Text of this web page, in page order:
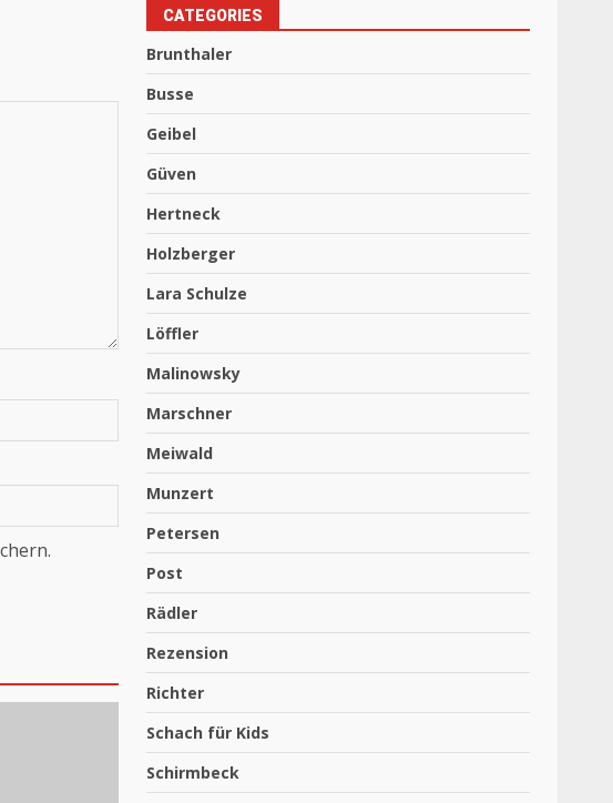
CATEGORIES
Brunthaler
Busse
Geibel
Güven
Hertneck
Holzberger
Lara Schulze
Löffler
Malinowsky
Marschner
Meiwald
Munzert
Petersen
Post
Rädler
Rezension
Richter
Schach für Kids
Schirmbeck